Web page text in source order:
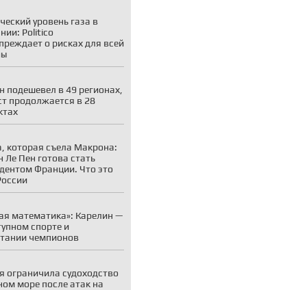
уровень газа в
Politico
о рисках для всей
подешевел в 49 регионах,
продолжается в 28
которая съела Макрона:
Ле Пен готова стать
Франции. Что это
математика»: Карелин —
спорте и
чемпионов
ограничила судоходство
море после атак на